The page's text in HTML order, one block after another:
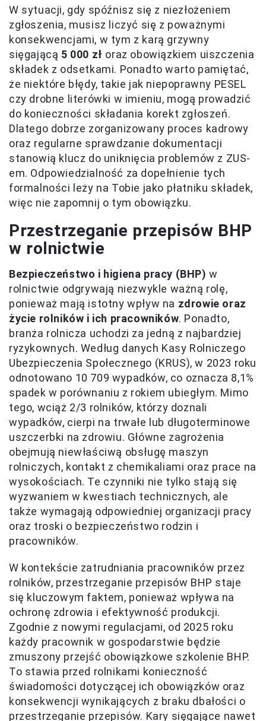
W sytuacji, gdy spóźnisz się z niezłożeniem
zgłoszenia, musisz liczyć się z poważnymi
konsekwencjami, w tym z karą grzywny
sięgającą 5 000 zł oraz obowiązkiem uiszczenia
składek z odsetkami. Ponadto warto pamiętać,
że niektóre błędy, takie jak niepoprawny PESEL
czy drobne literówki w imieniu, mogą prowadzić
do konieczności składania korekt zgłoszeń.
Dlatego dobrze zorganizowany proces kadrowy
oraz regularne sprawdzanie dokumentacji
stanowią klucz do uniknięcia problemów z ZUS-
em. Odpowiedzialność za dopełnienie tych
formalności leży na Tobie jako płatniku składek,
więc nie zapomnij o tym obowiązku.
Przestrzeganie przepisów BHP
w rolnictwie
Bezpieczeństwo i higiena pracy (BHP) w
rolnictwie odgrywają niezwykle ważną rolę,
ponieważ mają istotny wpływ na zdrowie oraz
życie rolników i ich pracowników. Ponadto,
branża rolnicza uchodzi za jedną z najbardziej
ryzykownych. Według danych Kasy Rolniczego
Ubezpieczenia Społecznego (KRUS), w 2023 roku
odnotowano 10 709 wypadków, co oznacza 8,1%
spadek w porównaniu z rokiem ubiegłym. Mimo
tego, wciąż 2/3 rolników, którzy doznali
wypadków, cierpi na trwałe lub długoterminowe
uszczerbki na zdrowiu. Główne zagrożenia
obejmują niewłaściwą obsługę maszyn
rolniczych, kontakt z chemikaliami oraz prace na
wysokościach. Te czynniki nie tylko stają się
wyzwaniem w kwestiach technicznych, ale
także wymagają odpowiedniej organizacji pracy
oraz troski o bezpieczeństwo rodzin i
pracowników.
W kontekście zatrudniania pracowników przez
rolników, przestrzeganie przepisów BHP staje
się kluczowym faktem, ponieważ wpływa na
ochronę zdrowia i efektywność produkcji.
Zgodnie z nowymi regulacjami, od 2025 roku
każdy pracownik w gospodarstwie będzie
zmuszony przejść obowiązkowe szkolenie BHP.
To stawia przed rolnikami konieczność
świadomości dotyczącej ich obowiązków oraz
konsekwencji wynikających z braku dbałości o
przestrzeganie przepisów. Kary sięgające nawet